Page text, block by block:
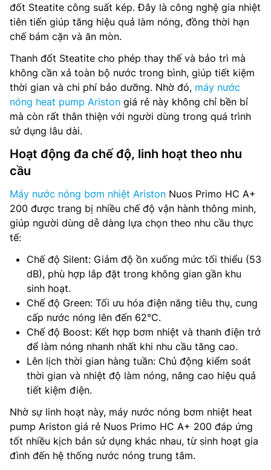
đốt Steatite công suất kép. Đây là công nghệ gia nhiệt
tiên tiến giúp tăng hiệu quả làm nóng, đồng thời hạn
chế bám cặn và ăn mòn.
Thanh đốt Steatite cho phép thay thế và bảo trì mà
không cần xả toàn bộ nước trong bình, giúp tiết kiệm
thời gian và chi phí bảo dưỡng. Nhờ đó, máy nước
nóng heat pump Ariston giá rẻ này không chỉ bền bỉ
mà còn rất thân thiện với người dùng trong quá trình
sử dụng lâu dài.
Hoạt động đa chế độ, linh hoạt theo nhu
cầu
Máy nước nóng bơm nhiệt Ariston Nuos Primo HC A+
200 được trang bị nhiều chế độ vận hành thông minh,
giúp người dùng dễ dàng lựa chọn theo nhu cầu thực
tế:
Chế độ Silent: Giảm độ ồn xuống mức tối thiểu (53
dB), phù hợp lắp đặt trong không gian gần khu
sinh hoạt.
Chế độ Green: Tối ưu hóa điện năng tiêu thụ, cung
cấp nước nóng lên đến 62°C.
Chế độ Boost: Kết hợp bơm nhiệt và thanh điện trở
để làm nóng nhanh nhất khi nhu cầu tăng cao.
Lên lịch thời gian hàng tuần: Chủ động kiểm soát
thời gian và nhiệt độ làm nóng, nâng cao hiệu quả
tiết kiệm điện.
Nhờ sự linh hoạt này, máy nước nóng bơm nhiệt heat
pump Ariston giá rẻ Nuos Primo HC A+ 200 đáp ứng
tốt nhiều kịch bản sử dụng khác nhau, từ sinh hoạt gia
đình đến hệ thống nước nóng trung tâm.